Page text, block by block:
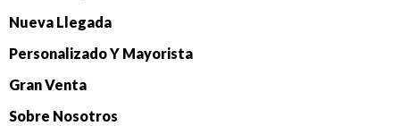
Nueva Llegada
Personalizado Y Mayorista
Gran Venta
Sobre Nosotros